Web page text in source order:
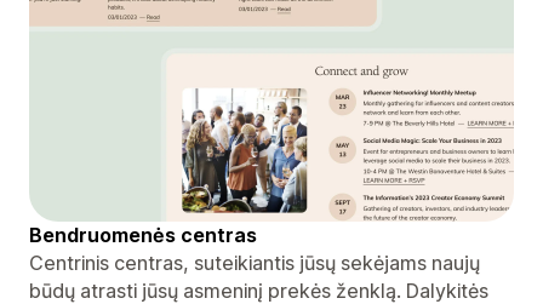
Bendruomenės centras
Centrinis centras, suteikiantis jūsų sekėjams naujų
būdų atrasti jūsų asmeninį prekės ženklą. Dalykitės